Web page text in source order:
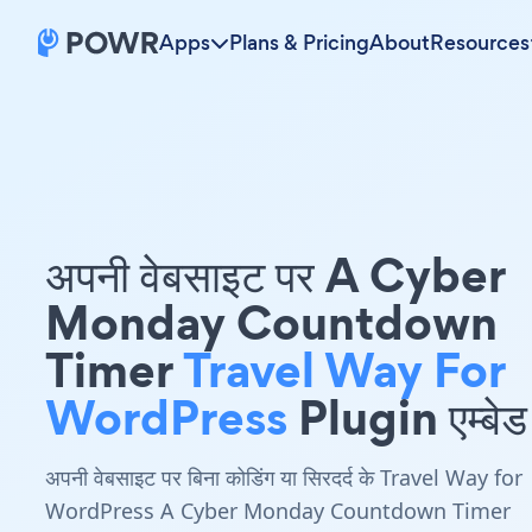
Apps Plans & PricingAboutResources
अपनी वेबसाइट पर A Cyber
Monday Countdown
TimerTravel Way For
WordPress Plugin
अपनी वेबसाइट पर बिना कोडिंग या सिरदर्द के Travel Way for
WordPress A Cyber Monday Countdown Timer